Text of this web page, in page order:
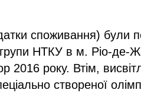
споживання) були
НТКУ в м. Ріо-де-
2016 року. Втім,
створеної